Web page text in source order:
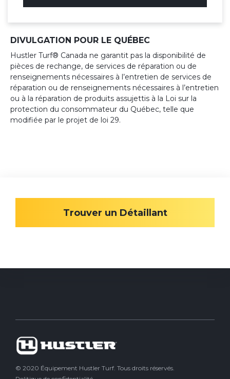
DIVULGATION POUR LE QUÉBEC
Hustler Turf® Canada ne garantit pas la disponibilité de
pièces de rechange, de services de réparation ou de
renseignements nécessaires à l’entretien de services de
réparation ou de renseignements nécessaires à l’entretien
ou à la réparation de produits assujettis à la Loi sur la
protection du consommateur du Québec, telle que
modifiée par le projet de loi 29.‍
Trouver un Détaillant
© 2020 Équipement Hustler Turf. Tous droits réservés.